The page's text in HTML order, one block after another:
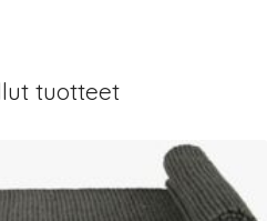
tuotteet